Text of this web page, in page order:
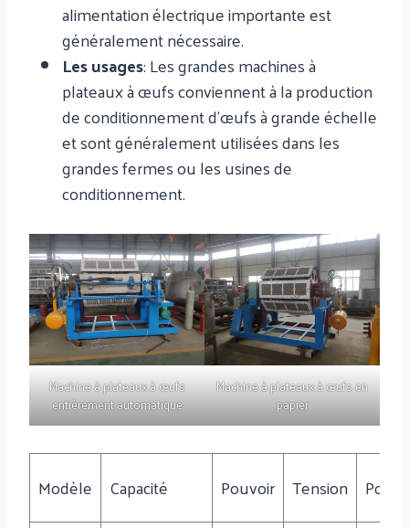
alimentation électrique importante est
généralement nécessaire.
Les usages: Les grandes machines à
plateaux à œufs conviennent à la production
de conditionnement d'œufs à grande échelle
et sont généralement utilisées dans les
grandes fermes ou les usines de
conditionnement.
Machine à plateaux à œufs
entièrement automatique
Machine à plateaux à œufs en
papier
Modèle Capacité Pouvoir Tension Poids